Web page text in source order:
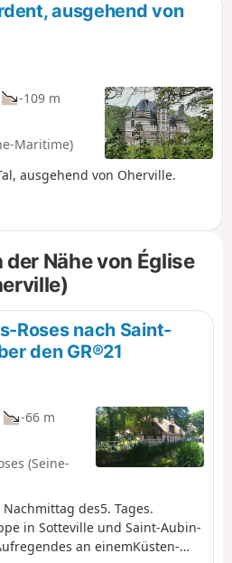
ausgehend von
-109 m
Maritime)
ausgehend von Oherville.
Nähe von Église
Roses nach Saint-
den GR®21
-66 m
(Seine-
des5. Tages.
in Sotteville und Saint-Aubin-
an einemKüsten-